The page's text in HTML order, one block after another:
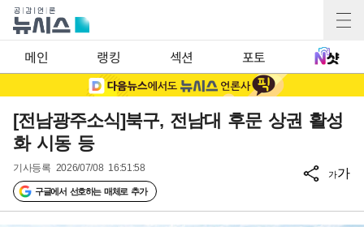
메인 랭킹 섹션 포토
[전남광주소식]북구, 전남대 후문 상권 활성
화 시동 등
기사등록 2026/07/08 16:51:58
구글에서 선호하는 매체로 추가
가가